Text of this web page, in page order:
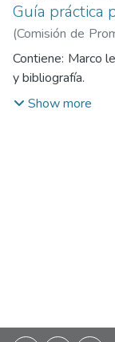
Guía práctica
(Comisión de
Exportación y el
Contiene: Marco
y bibliografía.
Show more